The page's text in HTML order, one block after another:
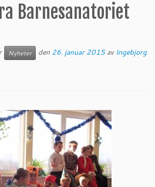
Barnesanatoriet
Nyheter den 26. januar 2015 av Ingebjorg